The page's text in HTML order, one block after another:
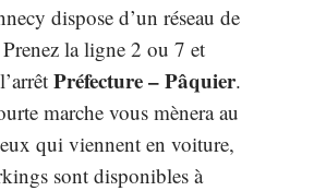
dispose d’un réseau de
la ligne 2 ou 7 et
Préfecture – Pâquier.
marche vous mènera au
qui viennent en voiture,
sont disponibles à